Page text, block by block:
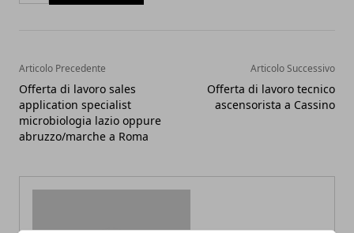
Articolo Precedente
Offerta di lavoro sales
application specialist
microbiologia lazio oppure
abruzzo/marche a Roma
Articolo Successivo
Offerta di lavoro tecnico
ascensorista a Cassino